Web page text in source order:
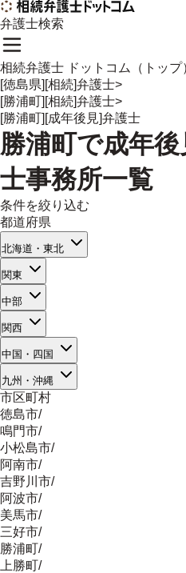
弁護士検索
相続弁護士 ドットコム（トップ
[徳島県][相続]弁護士>
[勝浦町][相続]弁護士>
[勝浦町][成年後見]弁護士
勝浦町で成年後
士事務所一覧
条件を絞り込む
都道府県
北海道・東北
関東
中部
関西
中国・四国
九州・沖縄
市区町村
徳島市/
鳴門市/
小松島市/
阿南市/
吉野川市/
阿波市/
美馬市/
三好市/
勝浦町/
上勝町/